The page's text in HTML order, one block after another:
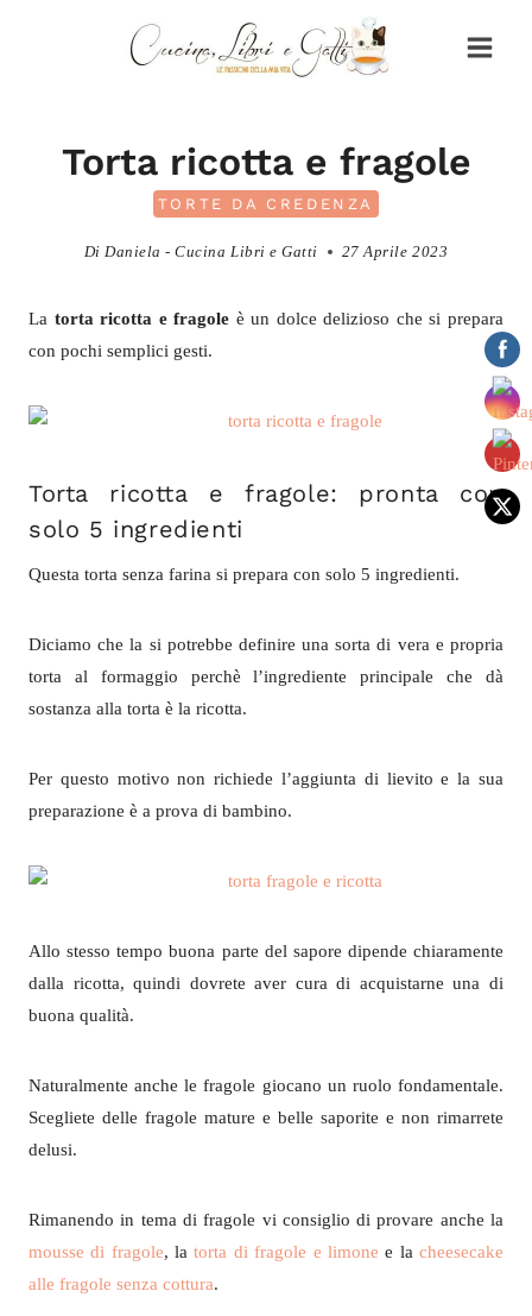
Torta ricotta e fragole
TORTE DA CREDENZA
Di Daniela - Cucina Libri e Gatti 27 Aprile 2023
La torta ricotta e fragole è un dolce delizioso che si prepara
con pochi semplici gesti.
Torta ricotta e fragole: pronta con
solo 5 ingredienti
Questa torta senza farina si prepara con solo 5 ingredienti.
Diciamo che la si potrebbe definire una sorta di vera e propria
torta al formaggio perchè l’ingrediente principale che dà
sostanza alla torta è la ricotta.
Per questo motivo non richiede l’aggiunta di lievito e la sua
preparazione è a prova di bambino.
Allo stesso tempo buona parte del sapore dipende chiaramente
dalla ricotta, quindi dovrete aver cura di acquistarne una di
buona qualità.
Naturalmente anche le fragole giocano un ruolo fondamentale.
Scegliete delle fragole mature e belle saporite e non rimarrete
delusi.
Rimanendo in tema di fragole vi consiglio di provare anche la
mousse di fragole, latorta di fragole e limone e lacheesecake
alle fragole senza cottura.